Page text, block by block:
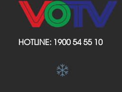
HOTLINE: 1900 54 55 10